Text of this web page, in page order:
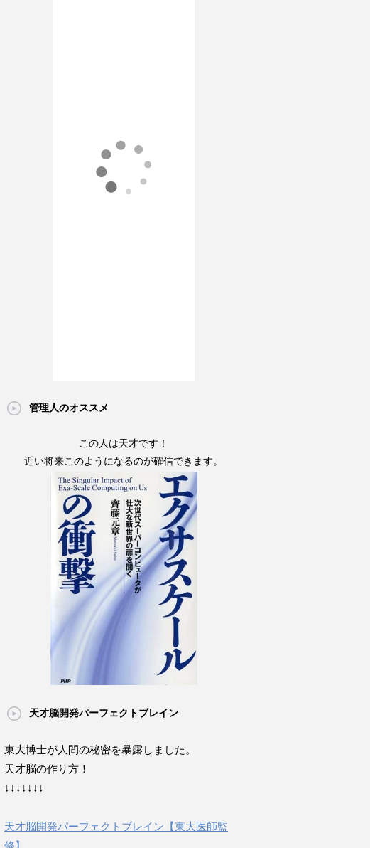
管理人のオススメ
この人は天才です！
近い将来このようになるのが確信できます。
天才脳開発パーフェクトブレイン
東大博士が人間の秘密を暴露しました。
天才脳の作り方！
↓↓↓↓↓↓↓
天才脳開発パーフェクトブレイン【東大医師監
修】